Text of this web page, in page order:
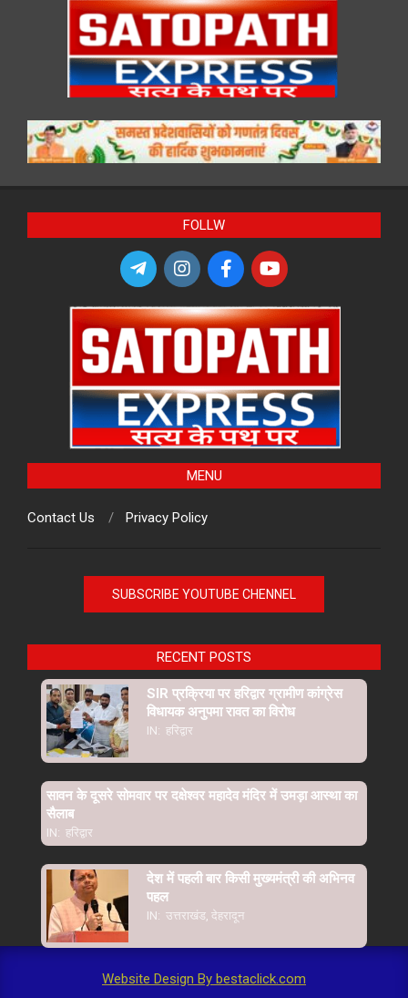
FOLLW
MENU
Contact Us Privacy Policy
SUBSCRIBE YOUTUBE CHENNEL
RECENT POSTS
SIR प्रक्रिया पर हरिद्वार ग्रामीण कांग्रेस
विधायक अनुपमा रावत का विरोध
IN: हरिद्वार
सावन के दूसरे सोमवार पर दक्षेश्वर महादेव मंदिर में उमड़ा आस्था का
सैलाब
IN: हरिद्वार
देश में पहली बार किसी मुख्यमंत्री की अभिनव
पहल
IN: उत्तराखंड, देहरादून
Website Design By bestaclick.com